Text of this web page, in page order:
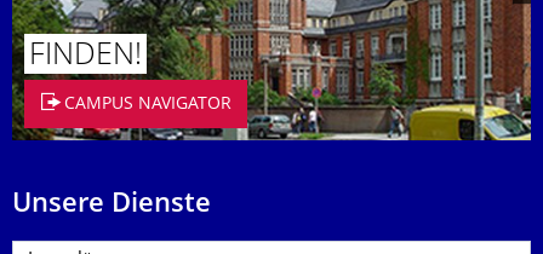
FINDEN!
CAMPUS NAVIGATOR
Unsere Dienste